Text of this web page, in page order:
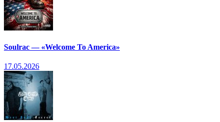
Soulrac — «Welcome To America»
17.05.2026